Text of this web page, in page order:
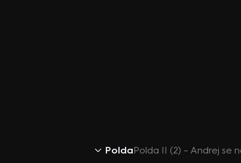
PoldaPolda II (2) – Andrej se